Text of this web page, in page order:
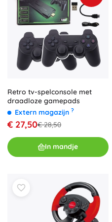
Retro tv-spelconsole met
draadloze gamepads
Extern magazijn ?
€ 27,50€ 28,50
In mandje